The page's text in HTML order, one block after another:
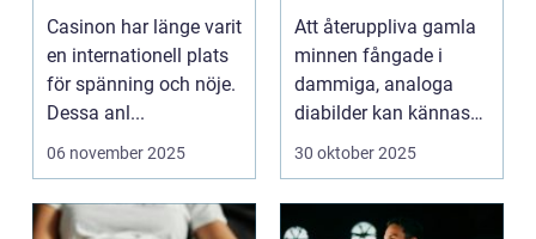
underhållning
Casinon har länge varit
en internationell plats
för spänning och nöje.
Dessa anl...
06 november 2025
framtiden
Att återuppliva gamla
minnen fångade i
dammiga, analoga
diabilder kan kännas
som en...
30 oktober 2025